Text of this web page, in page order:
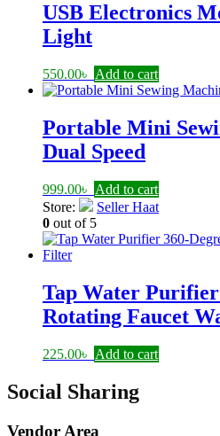
USB Electronics
Light
550.00৳ Add to cart
Portable Mini
Dual Speed
999.00৳ Add to cart
Store:
Seller Haat
0 out of 5
Tap Water Purifier
Rotating Faucet
225.00৳ Add to cart
Social Sharing
Vendor Area